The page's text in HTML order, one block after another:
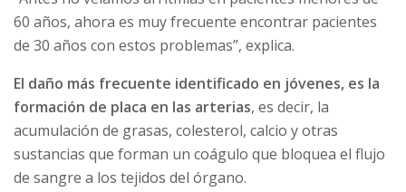
60 años, ahora es muy frecuente encontrar pacientes
de 30 años con estos problemas”, explica.
El daño más frecuente identificado en jóvenes, es la
formación de placa en las arterias, es decir, la
acumulación de grasas, colesterol, calcio y otras
sustancias que forman un coágulo que bloquea el flujo
de sangre a los tejidos del órgano.